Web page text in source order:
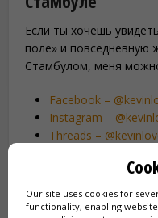
Если ты хочешь
поле» и повседневную
Стамбулом, меня
Facebook –
Instagram –
Threads –
Linkedin –
Ты можешь написать
Our site uses cookies for
functionality, enabling